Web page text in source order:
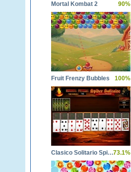
Mortal Kombat 2 90%
Fruit Frenzy Bubbles 100%
Clasico Solitario Spider73.1%